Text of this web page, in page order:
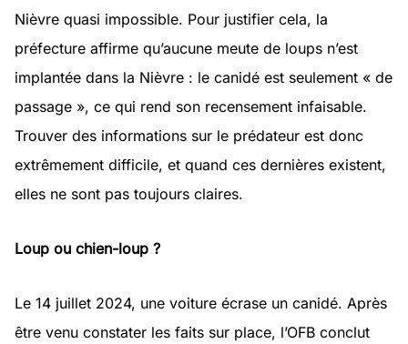
Nièvre quasi impossible. Pour justifier cela, la
préfecture affirme qu’aucune meute de loups n’est
implantée dans la Nièvre : le canidé est seulement « de
passage », ce qui rend son recensement infaisable.
Trouver des informations sur le prédateur est donc
extrêmement difficile, et quand ces dernières existent,
elles ne sont pas toujours claires.
Loup ou chien-loup ?
Le 14 juillet 2024, une voiture écrase un canidé. Après
être venu constater les faits sur place, l’OFB conclut